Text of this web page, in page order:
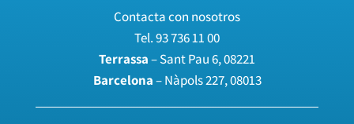
Contacta con nosotros
Tel.93 736 11 00
Terrassa– Sant Pau 6, 08221
Barcelona– Nàpols 227, 08013